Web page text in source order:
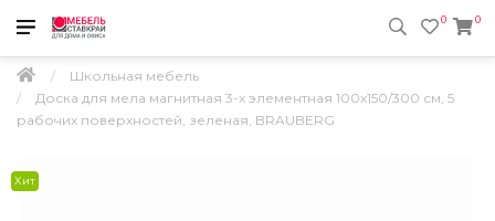
0
0
Школьная мебель
Доска для мела магнитная 3-х элементная 100х150/300 см, 5
рабочих поверхностей, зеленая, BRAUBERG
Хит